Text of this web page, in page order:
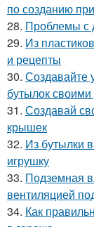
по созданию
28. Проблемы с
29. Из
и рецепты
30. Создавайте
бутылок
31. Создавай
крышек
32. Из бутылки
игрушку
33. Подземная
вентиляцией
34. Как